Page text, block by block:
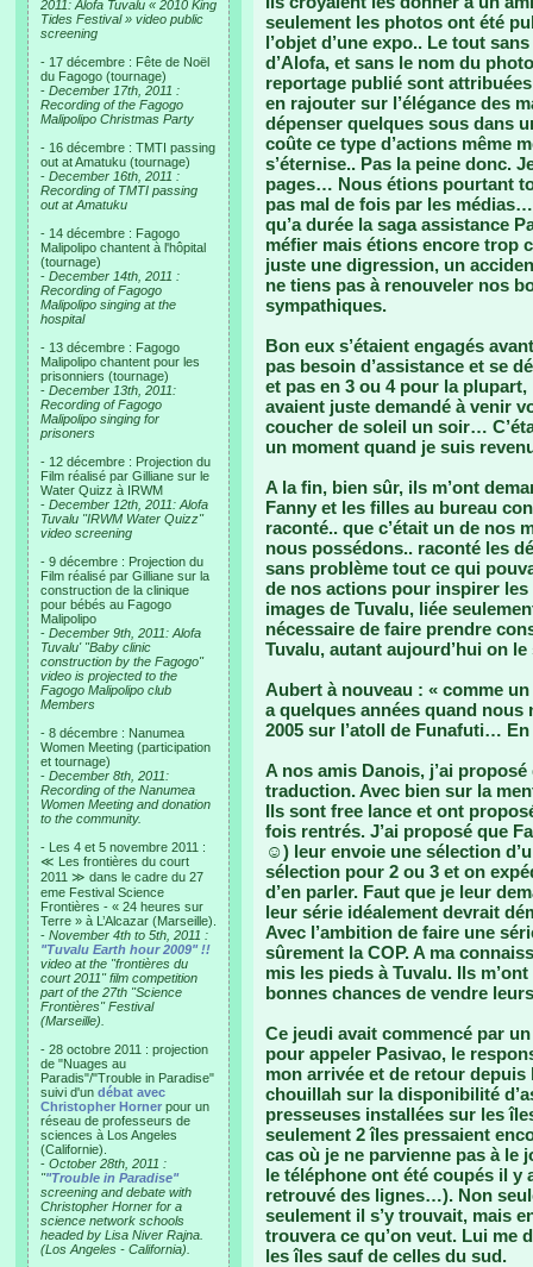
2011: Alofa Tuvalu « 2010 King
Tides Festival » video public
screening
- 17 décembre : Fête de Noël
du Fagogo (tournage)
- December 17th, 2011 :
Recording of the Fagogo
Malipolipo Christmas Party
- 16 décembre : TMTI passing
out at Amatuku (tournage)
- December 16th, 2011 :
Recording of TMTI passing
out at Amatuku
- 14 décembre : Fagogo
Malipolipo chantent à l'hôpital
(tournage)
- December 14th, 2011 :
Recording of Fagogo
Malipolipo singing at the
hospital
- 13 décembre : Fagogo
Malipolipo chantent pour les
prisonniers (tournage)
- December 13th, 2011:
Recording of Fagogo
Malipolipo singing for
prisoners
- 12 décembre : Projection du
Film réalisé par Gilliane sur le
Water Quizz à IRWM
- December 12th, 2011: Alofa
Tuvalu "IRWM Water Quizz"
video screening
- 9 décembre : Projection du
Film réalisé par Gilliane sur la
construction de la clinique
pour bébés au Fagogo
Malipolipo
- December 9th, 2011: Alofa
Tuvalu' "Baby clinic
construction by the Fagogo"
video is projected to the
Fagogo Malipolipo club
Members
- 8 décembre : Nanumea
Women Meeting (participation
et tournage)
- December 8th, 2011:
Recording of the Nanumea
Women Meeting and donation
to the community.
- Les 4 et 5 novembre 2011 :
≪ Les frontières du court
2011 ≫ dans le cadre du 27
eme Festival Science
Frontières - « 24 heures sur
Terre » à L’Alcazar (Marseille).
- November 4th to 5th, 2011 :
"Tuvalu Earth hour 2009" !!
video at the "frontières du
court 2011" film competition
part of the 27th "Science
Frontières" Festival
(Marseille).
- 28 octobre 2011 : projection
de "Nuages au
Paradis"/"Trouble in Paradise"
suivi d'un débat avec
Christopher Horner pour un
réseau de professeurs de
sciences à Los Angeles
(Californie).
- October 28th, 2011 :
""Trouble in Paradise"
screening and debate with
Christopher Horner for a
science network schools
headed by Lisa Niver Rajna.
(Los Angeles - California).
seulement les photos ont été
l’objet d’une expo.. Le tout
d’Alofa, et sans le nom du
reportage publié sont
en rajouter sur l’élégance des
dépenser quelques sous dans
coûte ce type d’actions même
s’éternise.. Pas la peine donc.
pages… Nous étions pourtant
pas mal de fois par les
qu’a durée la saga assistance
méfier mais étions encore trop
juste une digression, un
ne tiens pas à renouveler nos
sympathiques.
Bon eux s’étaient engagés
pas besoin d’assistance et se
et pas en 3 ou 4 pour la
avaient juste demandé à venir
coucher de soleil un soir…
un moment quand je suis
A la fin, bien sûr, ils m’ont
Fanny et les filles au bureau
raconté.. que c’était un de nos
nous possédons.. raconté les
sans problème tout ce qui
de nos actions pour inspirer
images de Tuvalu, liée
nécessaire de faire prendre
Tuvalu, autant aujourd’hui on
Aubert à nouveau : « comme
a quelques années quand nous
2005 sur l’atoll de Funafuti…
A nos amis Danois, j’ai
traduction. Avec bien sur la
Ils sont free lance et ont
fois rentrés. J’ai proposé que
☺) leur envoie une sélection
sélection pour 2 ou 3 et on
d’en parler. Faut que je leur
leur série idéalement devrait
Avec l’ambition de faire une
sûrement la COP. A ma
mis les pieds à Tuvalu. Ils
bonnes chances de vendre
Ce jeudi avait commencé par
pour appeler Pasivao, le
mon arrivée et de retour depuis
chouillah sur la disponibilité
presseuses installées sur les
seulement 2 îles pressaient
cas où je ne parvienne pas à le
le téléphone ont été coupés il y
retrouvé des lignes…). Non
seulement il s’y trouvait, mais
trouvera ce qu’on veut. Lui me
les îles sauf de celles du sud.